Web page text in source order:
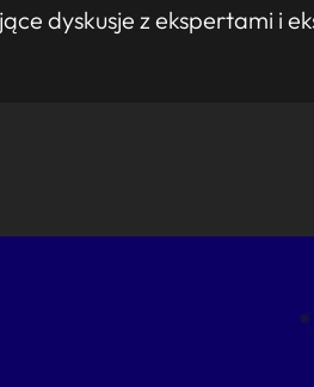
dyskusje z ekspertami i